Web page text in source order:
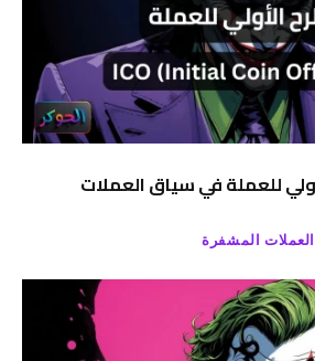
للعملة في سياق العملات
المشفرة